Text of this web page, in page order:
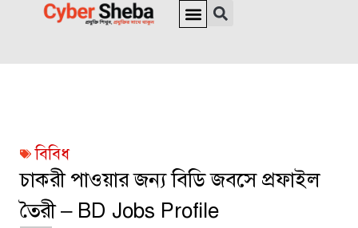
বিবিধ
চাকরী পাওয়ার জন্য বিডি জবসে প্রফাইল
তৈরী – BD Jobs Profile